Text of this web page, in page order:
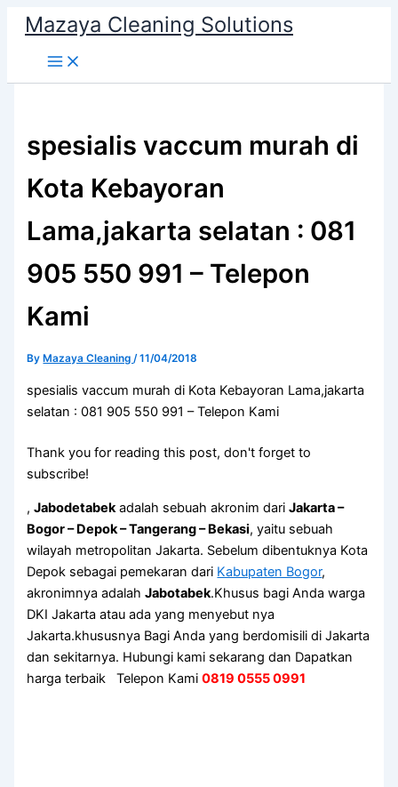
content
Mazaya Cleaning Solutions
spesialis vaccum murah di
Kota Kebayoran
Lama,jakarta selatan : 081
905 550 991 – Telepon
Kami
By Mazaya Cleaning/11/04/2018
spesialis vaccum murah di Kota Kebayoran Lama,jakarta
selatan : 081 905 550 991 – Telepon Kami
Thank you for reading this post, don't forget to
subscribe!
,Jabodetabekadalah sebuah akronim dariJakarta –
Bogor – Depok – Tangerang – Bekasi, yaitu sebuah
wilayah metropolitan Jakarta. Sebelum dibentuknya Kota
Depok sebagai pemekaran dari Kabupaten Bogor,
akronimnya adalahJabotabek.Khusus bagi Anda warga
DKI Jakarta atau ada yang menyebut nya
Jakarta.khususnya Bagi Anda yang berdomisili di Jakarta
dan sekitarnya. Hubungi kami sekarang dan Dapatkan
harga terbaik Telepon Kami0819 0555 0991